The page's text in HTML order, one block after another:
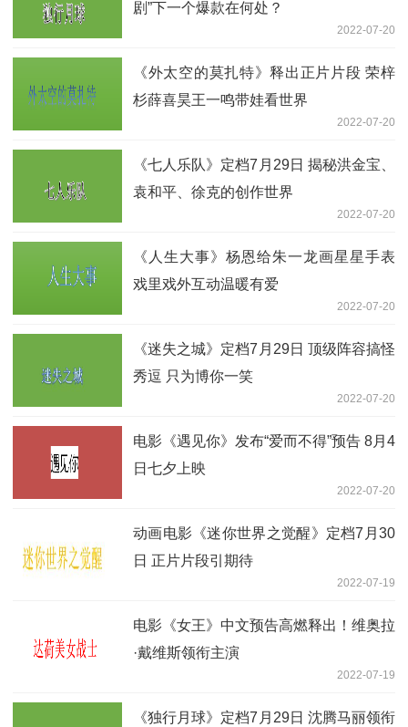
剧”下一个爆款在何处？
2022-07-20
《外太空的莫扎特》释出正片片段 荣梓
杉薛喜昊王一鸣带娃看世界
2022-07-20
《七人乐队》定档7月29日 揭秘洪金宝、
袁和平、徐克的创作世界
2022-07-20
《人生大事》杨恩给朱一龙画星星手表
戏里戏外互动温暖有爱
2022-07-20
《迷失之城》定档7月29日 顶级阵容搞怪
秀逗 只为博你一笑
2022-07-20
电影《遇见你》发布“爱而不得”预告 8月4
日七夕上映
2022-07-20
动画电影《迷你世界之觉醒》定档7月30
日 正片片段引期待
2022-07-19
电影《女王》中文预告高燃释出！维奥拉
·戴维斯领衔主演
2022-07-19
《独行月球》定档7月29日 沈腾马丽领衔